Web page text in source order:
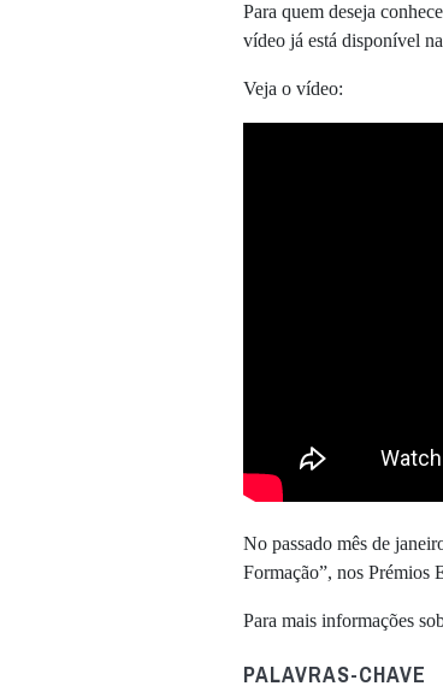
Para quem deseja
vídeo já está disponível
Veja o vídeo:
No passado mês de
Formação”, nos Prémios
Para mais informações
PALAVRAS-CHAVE